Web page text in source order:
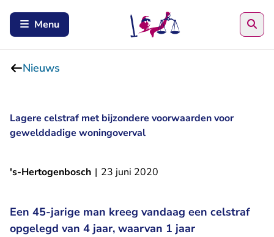
Menu
Nieuws
Lagere celstraf met bijzondere voorwaarden voor
gewelddadige woningoverval
's-Hertogenbosch | 23 juni 2020
Een 45-jarige man kreeg vandaag een celstraf
opgelegd van 4 jaar, waarvan 1 jaar